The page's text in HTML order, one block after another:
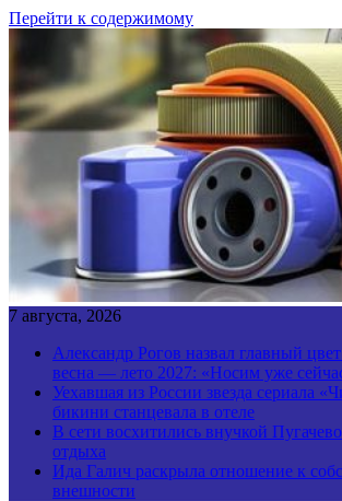
Перейти к содержимому
7 августа, 2026
Александр Рогов назвал главный цвет
весна — лето 2027: «Носим уже
Уехавшая из России звезда сериала
бикини станцевала в отеле
В сети восхитились внучкой
отдыха
Ида Галич раскрыла отношение к
внешности